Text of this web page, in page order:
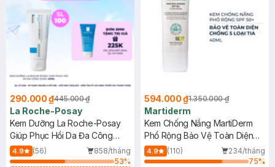
290.000 ₫445.000 ₫
La Roche-Posay
Kem Dưỡng La Roche-Posay
Giúp Phục Hồi Da Đa Công
Dụng 40ml
4.9 (56)
858/tháng
53%
594.000 ₫1.350.000 ₫
Martiderm
Kem Chống Nắng MartiDerm
Phổ Rộng Bảo Vệ Toàn Diện
40ml
4.9 (110)
234/tháng
75%